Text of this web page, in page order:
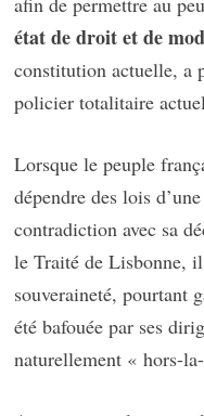
état de droit et de
constitution actuelle, a
policier totalitaire
Lorsque le peuple
dépendre des lois
contradiction avec sa
le Traité de Lisbonne,
souveraineté, pourtant
été bafouée par ses
naturellement « hors-